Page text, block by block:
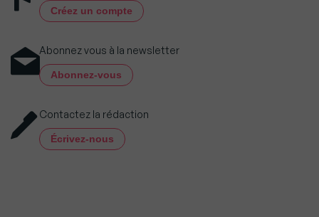
Créez un compte
Abonnez vous à la newsletter
Abonnez-vous
Contactez la rédaction
Écrivez-nous